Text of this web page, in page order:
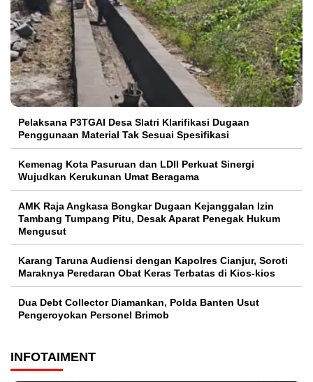
Pelaksana P3TGAI Desa Slatri Klarifikasi Dugaan
Penggunaan Material Tak Sesuai Spesifikasi
Kemenag Kota Pasuruan dan LDII Perkuat Sinergi
Wujudkan Kerukunan Umat Beragama
AMK Raja Angkasa Bongkar Dugaan Kejanggalan Izin
Tambang Tumpang Pitu, Desak Aparat Penegak Hukum
Mengusut
Karang Taruna Audiensi dengan Kapolres Cianjur, Soroti
Maraknya Peredaran Obat Keras Terbatas di Kios-kios
Dua Debt Collector Diamankan, Polda Banten Usut
Pengeroyokan Personel Brimob
INFOTAIMENT